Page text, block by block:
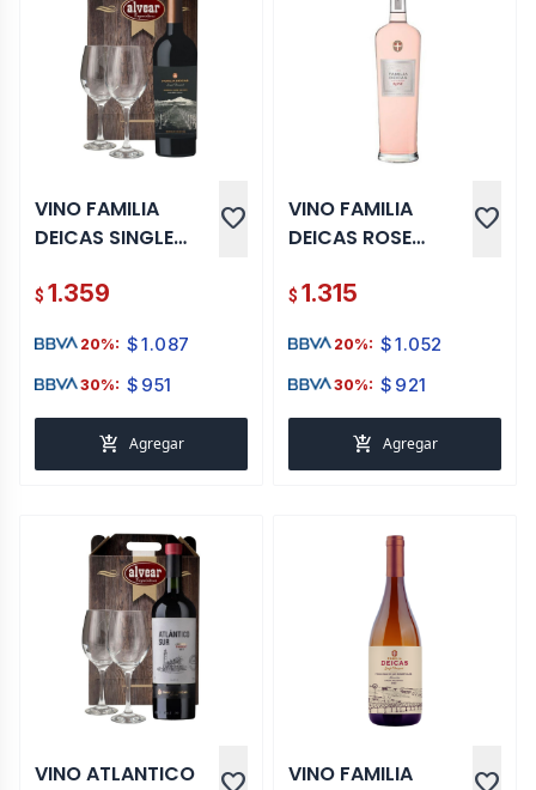
VINO FAMILIA
DEICAS SINGLE
+ 2 COPAS
favorite
$ 1.359
20%: $1.087
30%: $ 951
add_shopping_cart Agregar
VINO FAMILIA
DEICAS ROSE
ML
favorite
$ 1.315
20%: $1.052
30%: $ 921
add_shopping_cart Agregar
VINO ATLANTICO
VINO FAMILIA